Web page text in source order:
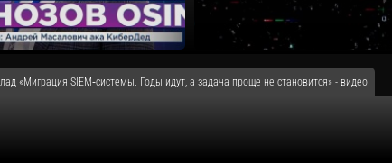
«Миграция SIEM‑системы. Годы идут, а задача проще не становится» - видео